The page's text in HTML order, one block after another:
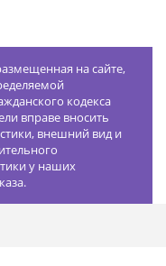
на сайте,
кодекса
вправе вносить
внешний вид и
у наших